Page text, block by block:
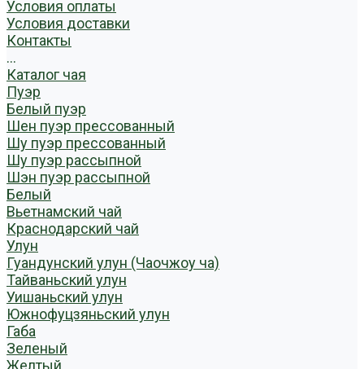
Условия оплаты
Условия доставки
Контакты
...
Каталог чая
Пуэр
Белый пуэр
Шен пуэр прессованный
Шу пуэр прессованный
Шу пуэр рассыпной
Шэн пуэр рассыпной
Белый
Вьетнамский чай
Краснодарский чай
Улун
Гуандунский улун (Чаочжоу ча)
Тайваньский улун
Уишаньский улун
Южнофуцзяньский улун
Габа
Зеленый
Желтый